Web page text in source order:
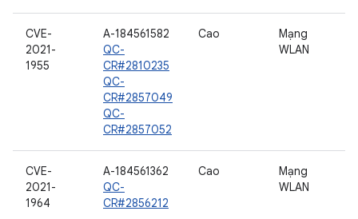
CVE-
2021-
1955
A-184561582
QC-
CR#2810235
QC-
CR#2857049
QC-
CR#2857052
Cao
Mạng
WLAN
CVE-
2021-
1964
A-184561362
QC-
CR#2856212
Cao
Mạng
WLAN